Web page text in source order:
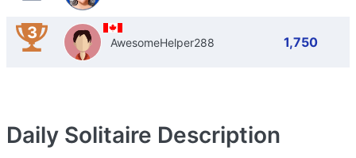
3 AwesomeHelper288 1,750
Daily Solitaire Description